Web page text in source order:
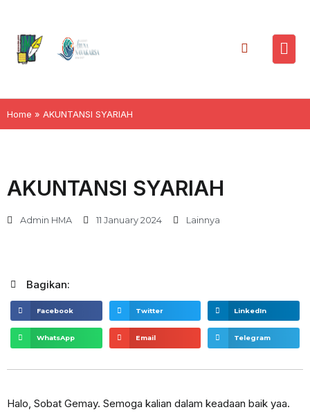
Home » AKUNTANSI SYARIAH
AKUNTANSI SYARIAH
Admin HMA 11 January 2024 Lainnya
Bagikan:
Facebook Twitter LinkedIn
WhatsApp Email Telegram
Halo, Sobat Gemay. Semoga kalian dalam keadaan baik yaa.